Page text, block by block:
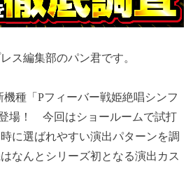
ス編集部のパン君です。
種「Pフィーバー戦姫絶唱シンフ
場！ 今回はショールームで試打
に選ばれやすい演出パターンを調
なんとシリーズ初となる演出カス